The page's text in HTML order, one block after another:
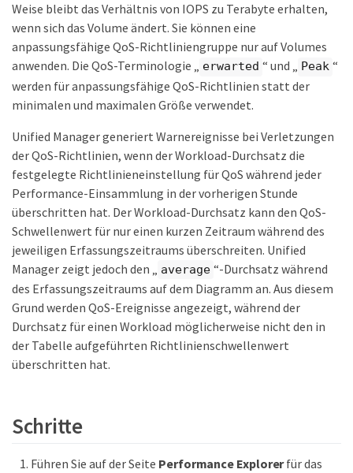
Weise bleibt das Verhältnis von IOPS zu Terabyte erhalten,
wenn sich das Volume ändert. Sie können eine
anpassungsfähige QoS-Richtliniengruppe nur auf Volumes
anwenden. Die QoS-Terminologie „ erwarted “ und „ Peak “
werden für anpassungsfähige QoS-Richtlinien statt der
minimalen und maximalen Größe verwendet.
Unified Manager generiert Warnereignisse bei Verletzungen
der QoS-Richtlinien, wenn der Workload-Durchsatz die
festgelegte Richtlinieneinstellung für QoS während jeder
Performance-Einsammlung in der vorherigen Stunde
überschritten hat. Der Workload-Durchsatz kann den QoS-
Schwellenwert für nur einen kurzen Zeitraum während des
jeweiligen Erfassungszeitraums überschreiten. Unified
Manager zeigt jedoch den „
average “-Durchsatz während
des Erfassungszeitraums auf dem Diagramm an. Aus diesem
Grund werden QoS-Ereignisse angezeigt, während der
Durchsatz für einen Workload möglicherweise nicht den in
der Tabelle aufgeführten Richtlinienschwellenwert
überschritten hat.
Schritte
Führen Sie auf der Seite Performance Explorerfür das